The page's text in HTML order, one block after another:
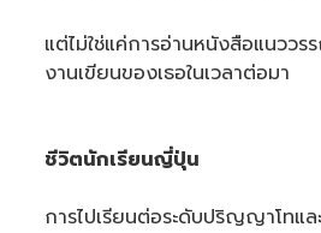
แต่ไม่ใช่แค่การอ่านหนังสือแนวว
งานเขียนของเธอในเวลาต่อมา
ชีวิตนักเรียนญี่ปุ่น
การไปเรียนต่อระดับปริญญาโท